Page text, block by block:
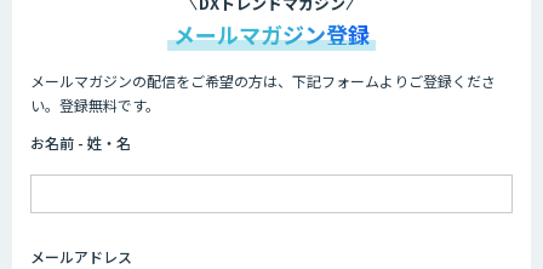
FleGrowthのDX/AI支援伴走サービス
メールマガジン登録
メールマガジンの配信をご希望の方は、下記フォームよりご登録くださ
い。登録無料です。
お名前 - 姓・名
メールアドレス